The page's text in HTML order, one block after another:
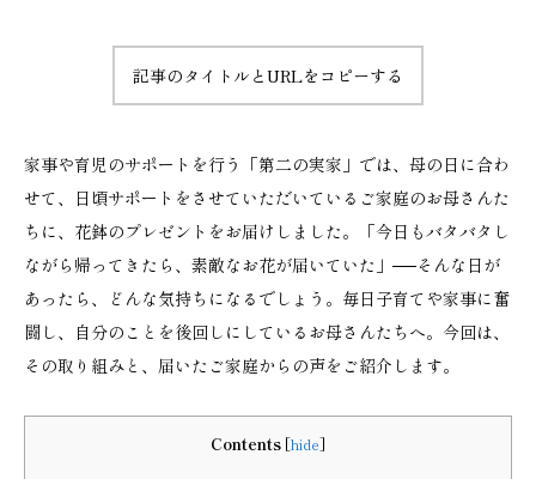
記事のタイトルとURLをコピーする
家事や育児のサポートを行う「第二の実家」では、母の日に合わ
せて、日頃サポートをさせていただいているご家庭のお母さんた
ちに、花鉢のプレゼントをお届けしました。「今日もバタバタし
ながら帰ってきたら、素敵なお花が届いていた」──そんな日が
あったら、どんな気持ちになるでしょう。毎日子育てや家事に奮
闘し、自分のことを後回しにしているお母さんたちへ。今回は、
その取り組みと、届いたご家庭からの声をご紹介します。
Contents [hide]